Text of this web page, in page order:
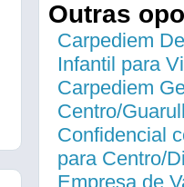
Outras
Carpediem
Infantil para
Carpediem
Centro/
Confidencial
para Centro/
Empresa de